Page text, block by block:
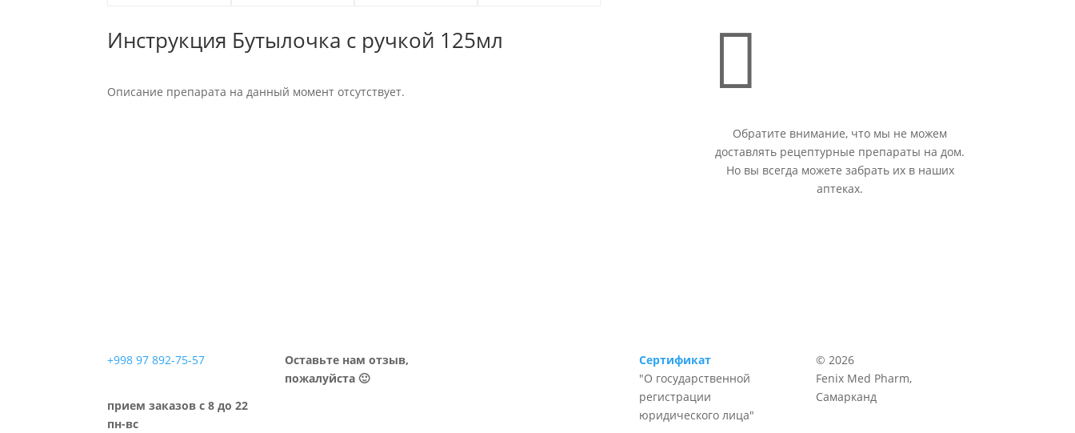
Инструкция Бутылочка с ручкой 125мл
Описание препарата на данный момент отсутствует. 
Обратите внимание, что мы не можем
доставлять рецептурные препараты на дом.
Но вы всегда можете забрать их в наших
аптеках.
+998 97 892-75-57
прием заказов с 8 до 22
пн-вс
Оставьте нам отзыв,
пожалуйста 🙂
Сертификат
"О государственной
регистрации
юридического лица"
© 2026
Fenix Med Pharm,
Самарканд